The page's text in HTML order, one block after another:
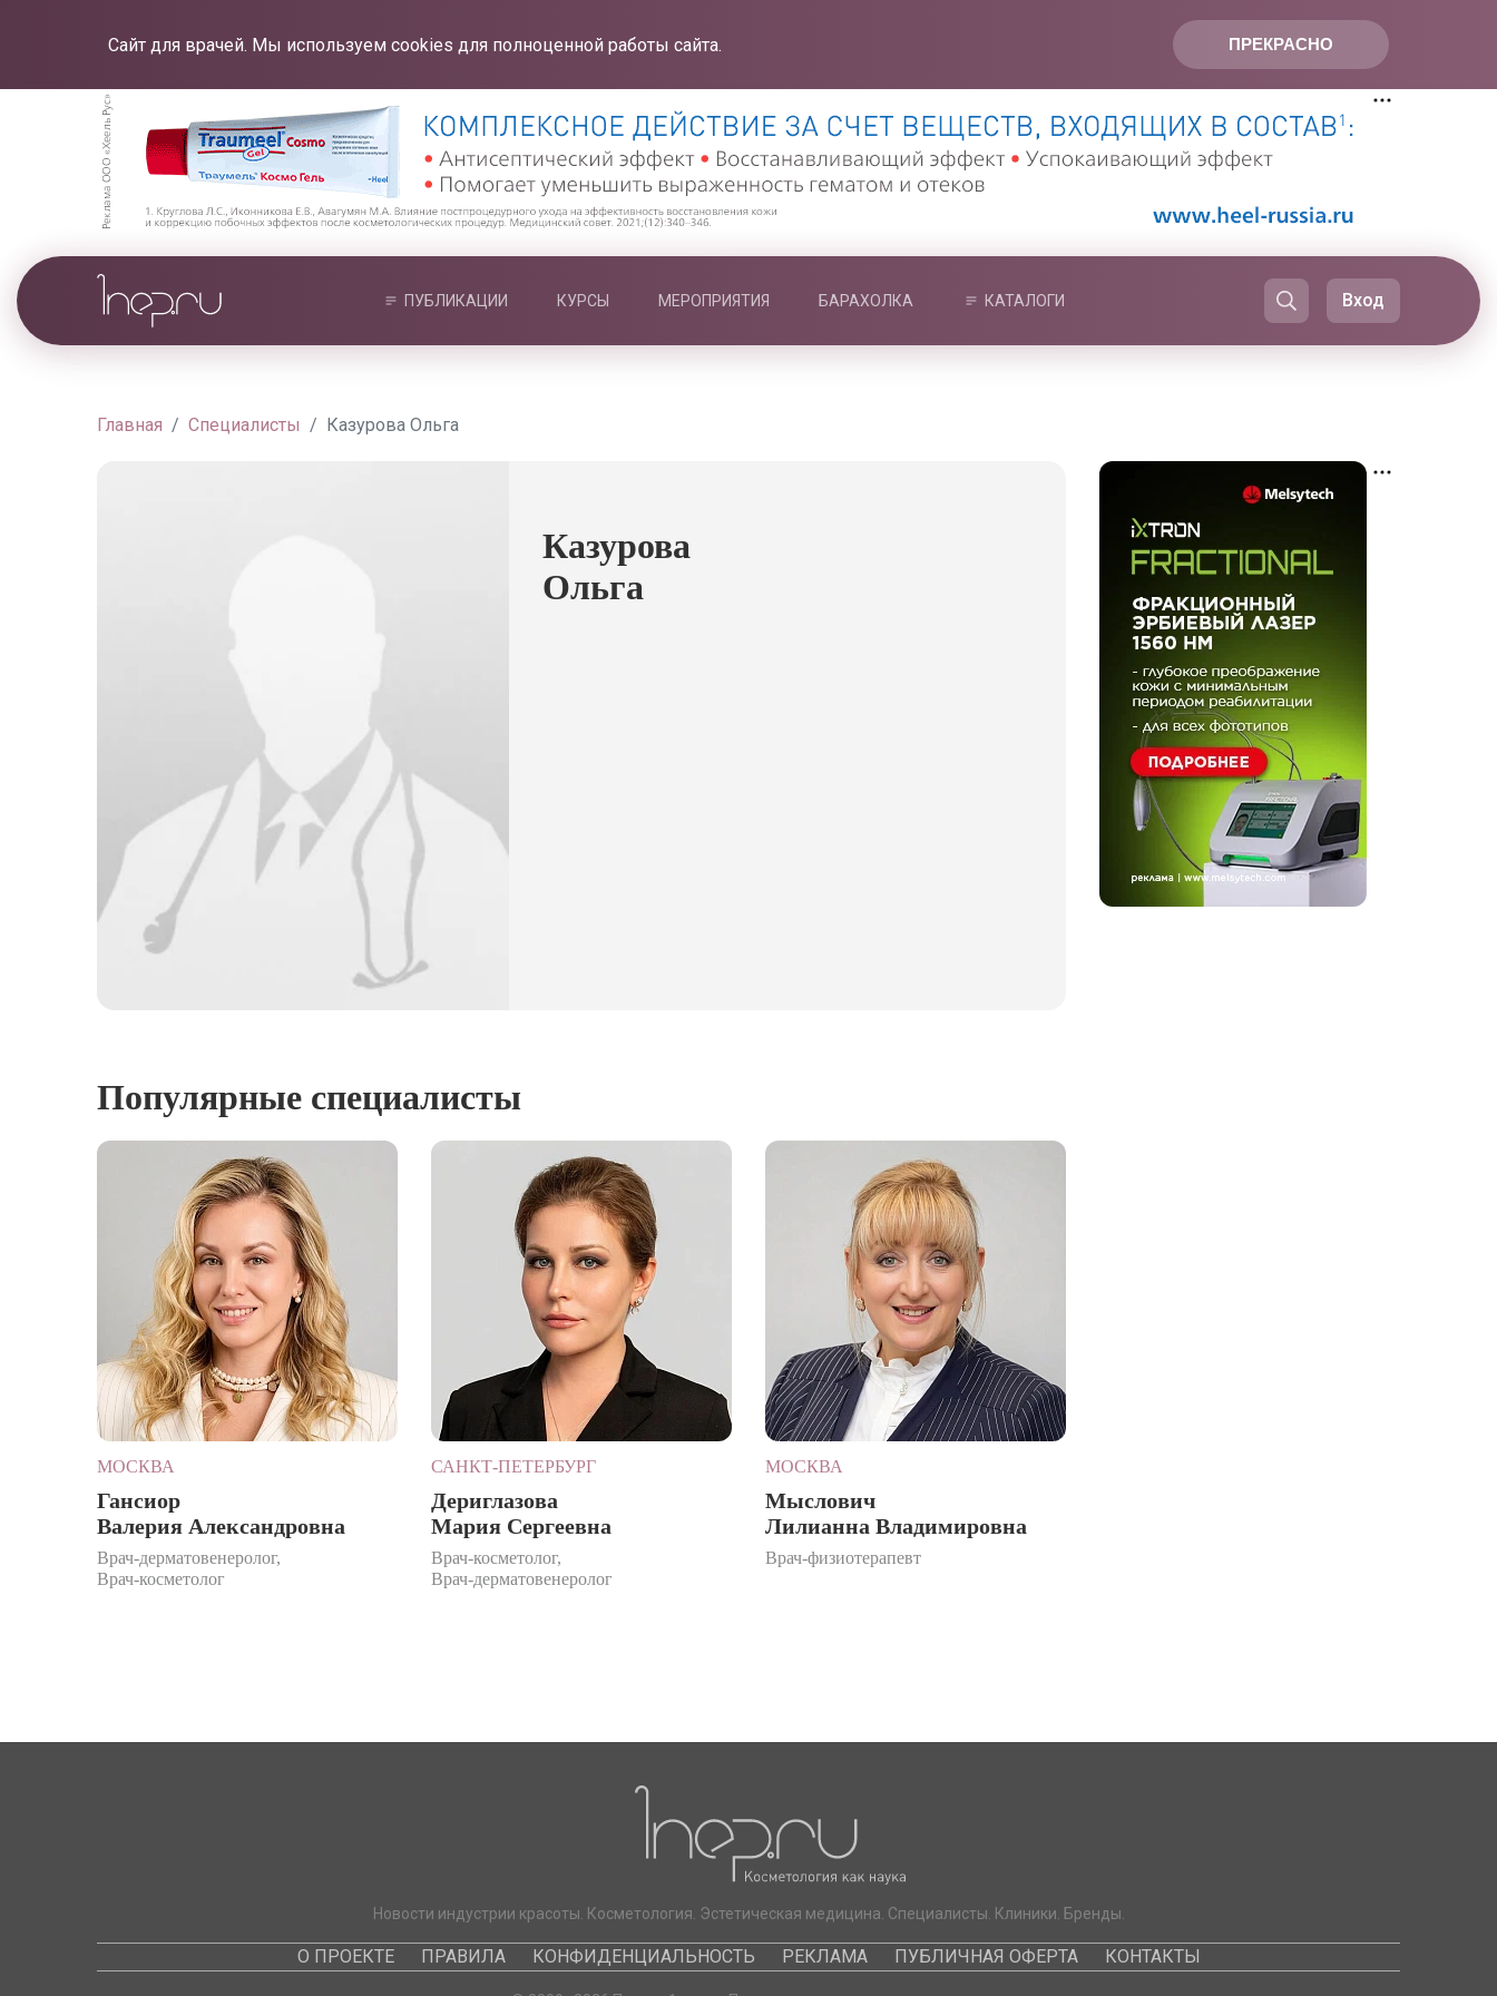
ПРЕКРАСНО
Сайт для врачей. Мы используем cookies для полноценной работы сайта.
ПУБЛИКАЦИИ КУРСЫ МЕРОПРИЯТИЯ БАРАХОЛКА КАТАЛОГИ Вход
Главная Специалисты Казурова Ольга
Казурова
Ольга
Популярные специалисты
МОСКВА
Гансиор
Валерия Александровна
Врач-дерматовенеролог,
Врач-косметолог
САНКТ-ПЕТЕРБУРГ
Дериглазова
Мария Сергеевна
Врач-косметолог,
Врач-дерматовенеролог
МОСКВА
Мыслович
Лилианна Владимировна
Врач-физиотерапевт
Новости индустрии красоты. Косметология. Эстетическая медицина. Специалисты. Клиники. Бренды.
О ПРОЕКТЕ ПРАВИЛА КОНФИДЕНЦИАЛЬНОСТЬ РЕКЛАМА ПУБЛИЧНАЯ ОФЕРТА КОНТАКТЫ